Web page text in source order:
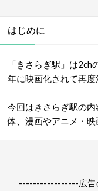
はじめに
「きさらぎ駅」は
年に映画化されて再度
今回はきさらぎ駅の
体、漫画やアニメ・映
-----------------広告